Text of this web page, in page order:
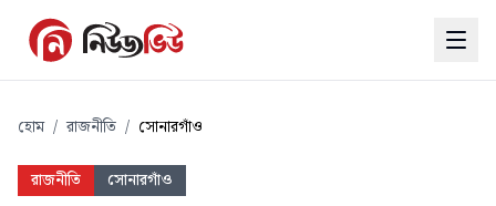
হোম / রাজনীতি / সোনারগাঁও
রাজনীতি সোনারগাঁও